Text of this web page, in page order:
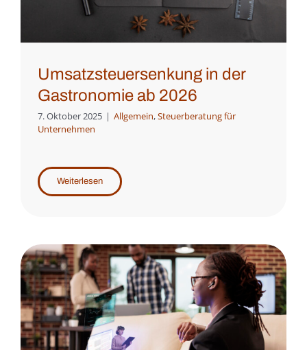
Umsatzsteuersenkung in der
Gastronomie ab 2026
7. Oktober 2025 | Allgemein,Steuerberatung für
Unternehmen
Weiterlesen